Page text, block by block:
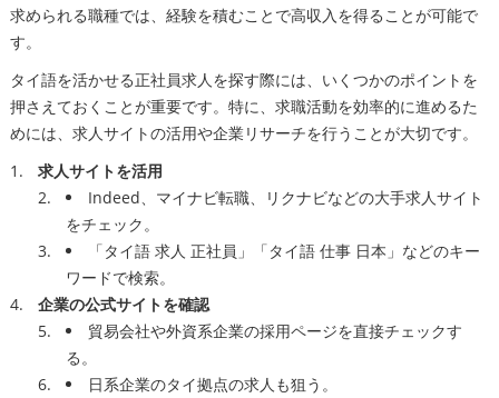
求められる職種では、経験を積むことで高収入を得ることが可能で
す。
タイ語を活かせる正社員求人を探す際には、いくつかのポイントを
押さえておくことが重要です。特に、求職活動を効率的に進めるた
めには、求人サイトの活用や企業リサーチを行うことが大切です。
求人サイトを活用
Indeed、マイナビ転職、リクナビなどの大手求人サイト
をチェック。
「タイ語 求人 正社員」「タイ語 仕事 日本」などのキー
ワードで検索。
企業の公式サイトを確認
貿易会社や外資系企業の採用ページを直接チェックす
る。
日系企業のタイ拠点の求人も狙う。